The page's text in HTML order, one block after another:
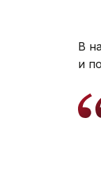
В
и